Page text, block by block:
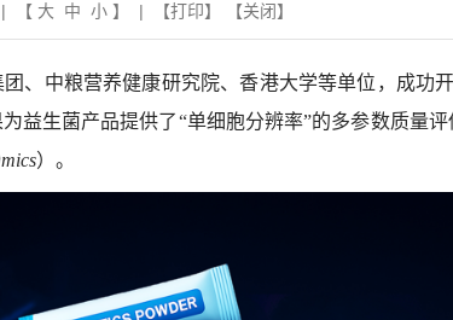
| 【 大 中 小 】 | 【打印】 【关闭】
、中粮营养健康研究院、香港大学等单位，成功
益生菌产品提供了“单细胞分辨率”的多参数质量
）。